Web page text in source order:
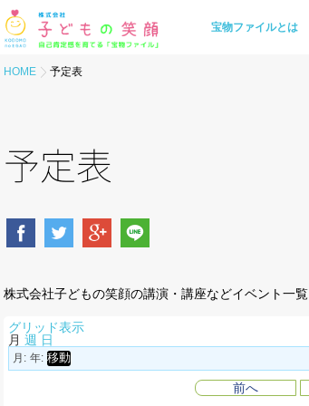
宝物ファイルとは
HOME 予定表
予定表
株式会社子どもの笑顔の講演・講座などイベント一覧
グリッド表示
月 週 日
月: 年:
前へ